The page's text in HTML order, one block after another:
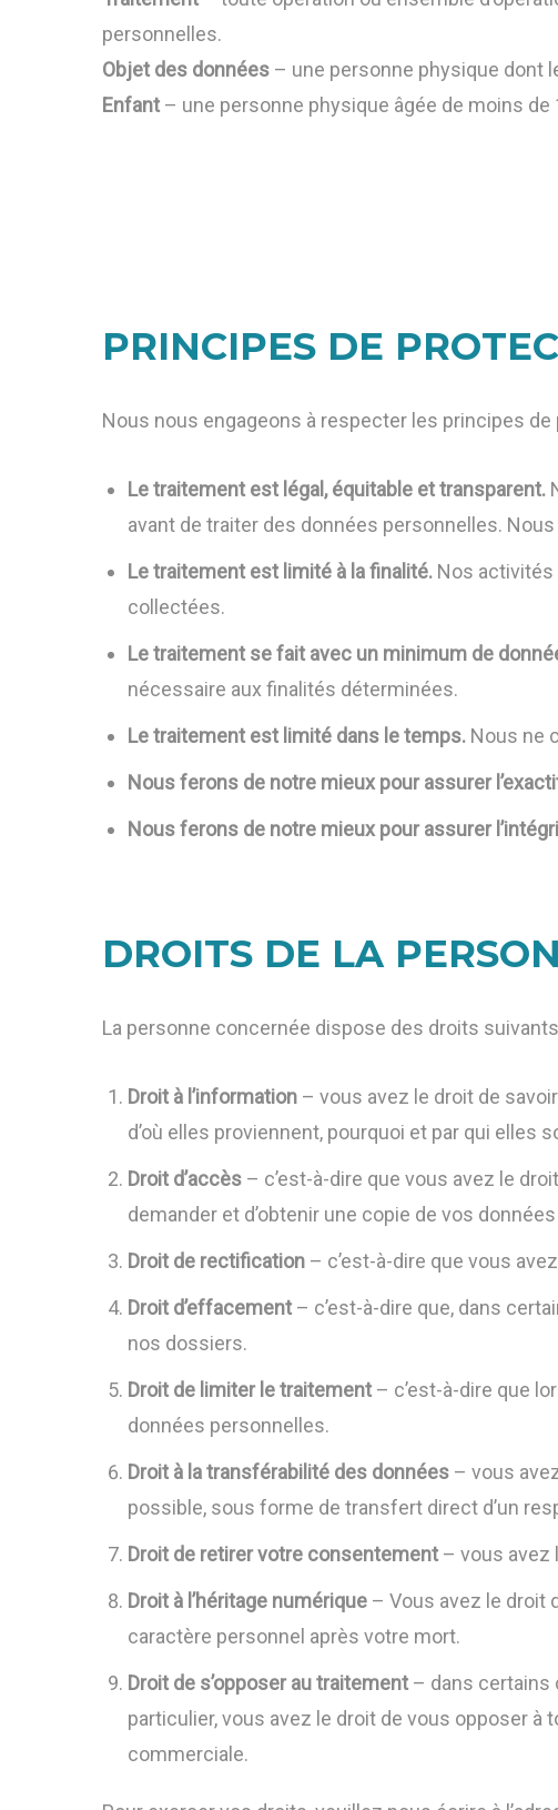
personnelles.
Objet des données – une personne physique dont
Enfant – une personne physique âgée de moins de
PRINCIPES DE
Nous nous engageons à respecter les principes
Le traitement est légal, équitable et transparent.
avant de traiter des données personnelles.
Le traitement est limité à la finalité. Nos activités
collectées.
Le traitement se fait avec un minimum de
nécessaire aux finalités déterminées.
Le traitement est limité dans le temps. Nous ne
Nous ferons de notre mieux pour assurer
Nous ferons de notre mieux pour assurer
DROITS DE LA
La personne concernée dispose des droits
Droit à l’information – vous avez le droit de
d’où elles proviennent, pourquoi et par qui elles
Droit d’accès – c’est-à-dire que vous avez le
demander et d’obtenir une copie de vos
Droit de rectification – c’est-à-dire que vous
Droit d’effacement – c’est-à-dire que, dans
nos dossiers.
Droit de limiter le traitement – c’est-à-dire que
données personnelles.
Droit à la transférabilité des données – vous
possible, sous forme de transfert direct d’un
Droit de retirer votre consentement – vous avez
Droit à l’héritage numérique – Vous avez le droit
caractère personnel après votre mort.
Droit de s’opposer au traitement – dans certains
particulier, vous avez le droit de vous opposer
commerciale.